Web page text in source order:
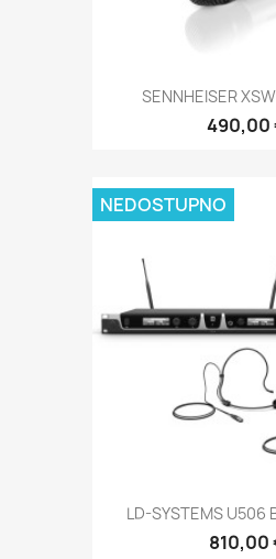
SENNHEISER
490,00
LD-SYSTEMS U506
810,00
NEDOSTUPNO